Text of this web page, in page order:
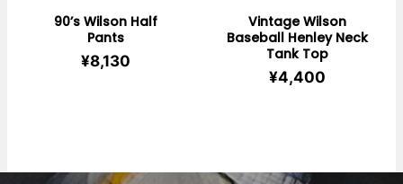
90’s Wilson Half
Pants
¥8,130
Vintage Wilson
Baseball Henley Neck
Tank Top
¥4,400